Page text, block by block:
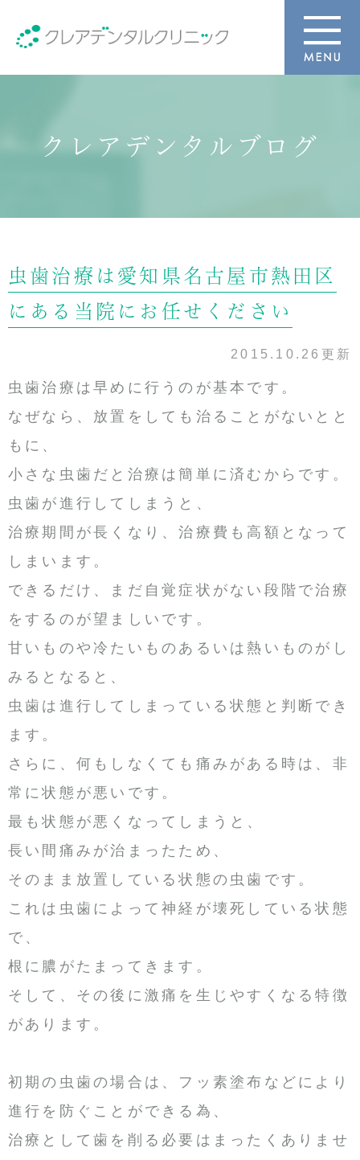
クレアデンタルブログ
虫歯治療は愛知県名古屋市熱田区
にある当院にお任せください
2015.10.26更新
虫歯治療は早めに行うのが基本です。
なぜなら、放置をしても治ることがないとと
もに、
小さな虫歯だと治療は簡単に済むからです。
虫歯が進行してしまうと、
治療期間が長くなり、治療費も高額となって
しまいます。
できるだけ、まだ自覚症状がない段階で治療
をするのが望ましいです。
甘いものや冷たいものあるいは熱いものがし
みるとなると、
虫歯は進行してしまっている状態と判断でき
ます。
さらに、何もしなくても痛みがある時は、非
常に状態が悪いです。
最も状態が悪くなってしまうと、
長い間痛みが治まったため、
そのまま放置している状態の虫歯です。
これは虫歯によって神経が壊死している状態
で、
根に膿がたまってきます。
そして、その後に激痛を生じやすくなる特徴
があります。
初期の虫歯の場合は、フッ素塗布などにより
進行を防ぐことができる為、
治療として歯を削る必要はまったくありませ